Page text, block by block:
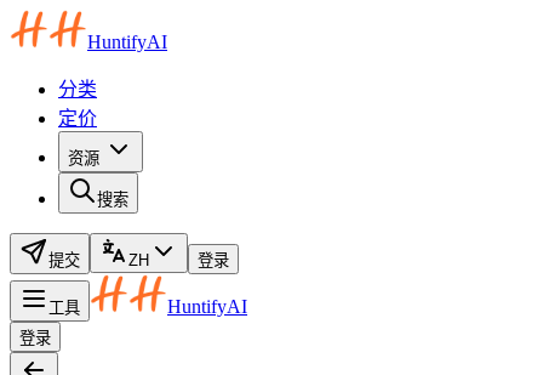
HuntifyAI
分类
定价
资源
搜索
提交 ZH 登录
工具 HuntifyAI
登录